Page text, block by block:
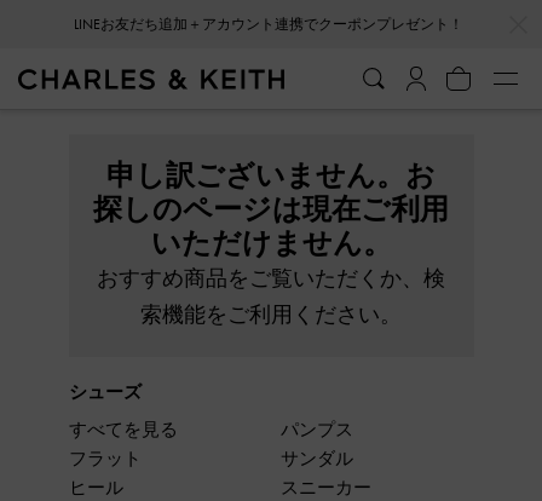
LINEお友だち追加＋アカウント連携でクーポンプレゼント！
申し訳ございません。お
探しのページは現在ご利用
いただけません。
おすすめ商品をご覧いただくか、検
索機能をご利用ください。
シューズ
すべてを見る
フラット
ヒール
パンプス
サンダル
スニーカー